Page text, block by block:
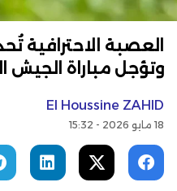
وتؤجل مباراة الجيش
El Houssine ZAHID
18 مايو 2026 - 15:32